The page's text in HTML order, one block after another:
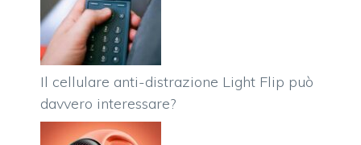
Il cellulare anti-distrazione Light Flip può
davvero interessare?